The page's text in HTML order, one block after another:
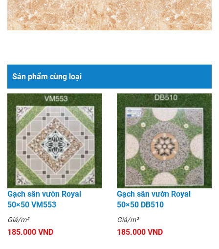
Sản phẩm cùng loại
Gạch sân vườn Royal
50×50 VM553
Giá/m²
185.000 VND
Gạch sân vườn Royal
50×50 DB510
Giá/m²
185.000 VND